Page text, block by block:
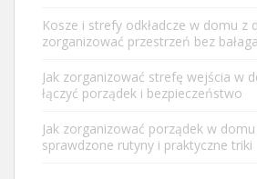
Kosze i strefy odkładcze w domu z
zorganizować przestrzeń bez
Jak zorganizować strefę wejścia w
łączyć porządek i bezpieczeństwo
Jak zorganizować porządek w
sprawdzone rutyny i praktyczne triki